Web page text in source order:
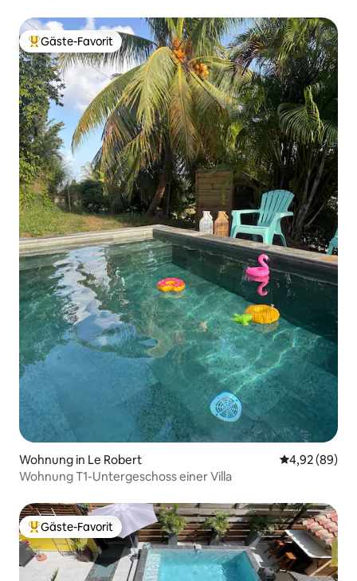
Beliebter Gäste-Favorit.
Gäste-Favorit
Wohnung in Le Robert
4,92 (89)
Wohnung T1-Untergeschoss einer Villa
Beliebter Gäste-Favorit.
Gäste-Favorit